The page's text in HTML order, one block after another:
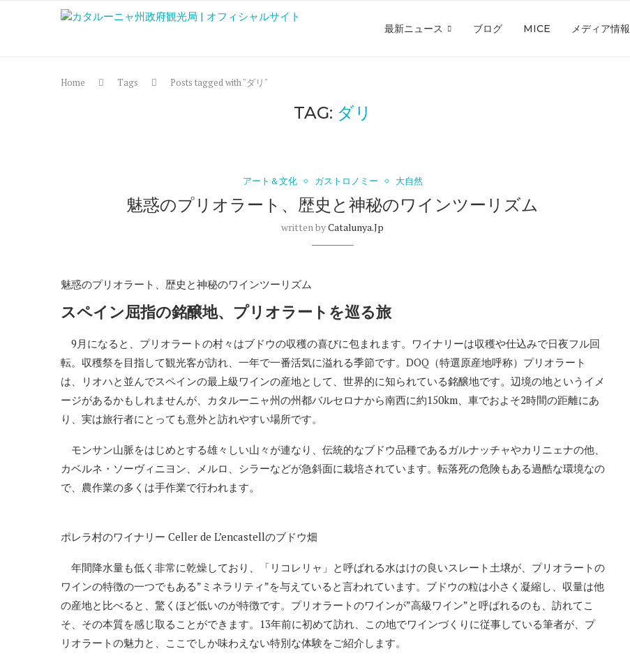
最新ニュース ブログ MICE メディア情報
Home Tags Posts tagged with "ダリ"
TAG: ダリ
アート＆文化 ガストロノミー 大自然
魅惑のプリオラート、歴史と神秘のワインツーリズム
written byCatalunya.jp
魅惑のプリオラート、歴史と神秘のワインツーリズム
スペイン屈指の銘醸地、プリオラートを巡る旅
9月になると、プリオラートの村々はブドウの収穫の喜びに包まれます。ワイナリーは収穫や仕込みで日夜フル回
転。収穫祭を目指して観光客が訪れ、一年で一番活気に溢れる季節です。DOQ（特選原産地呼称）プリオラート
は、リオハと並んでスペインの最上級ワインの産地として、世界的に知られている銘醸地です。辺境の地というイメ
ージがあるかもしれませんが、カタルーニャ州の州都バルセロナから南西に約150km、車でおよそ2時間の距離にあ
り、実は旅行者にとっても意外と訪れやすい場所です。
モンサン山脈をはじめとする雄々しい山々が連なり、伝統的なブドウ品種であるガルナッチャやカリニェナの他、
カベルネ・ソーヴィニヨン、メルロ、シラーなどが急斜面に栽培されています。転落死の危険もある過酷な環境なの
で、農作業の多くは手作業で行われます。
ポレラ村のワイナリー Celler de L’encastellのブドウ畑
年間降水量も低く非常に乾燥しており、「リコレリャ」と呼ばれる水はけの良いスレート土壌が、プリオラートの
ワインの特徴の一つでもある”ミネラリティ”を与えていると言われています。ブドウの粒は小さく凝縮し、収量は他
の産地と比べると、驚くほど低いのが特徴です。プリオラートのワインが”高級ワイン”と呼ばれるのも、訪れてこ
そ、その本質を感じ取ることができます。13年前に初めて訪れ、この地でワインづくりに従事している筆者が、プ
リオラートの魅力と、ここでしか味わえない特別な体験をご紹介します。